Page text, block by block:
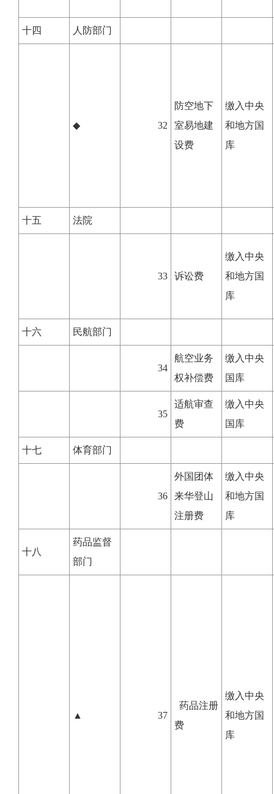
十四 人防部门
◆ 32
防空地下
室易地建
设费
缴入中央
和地方国
库
十五 法院
33 诉讼费
缴入中央
和地方国
库
十六 民航部门
34
航空业务
权补偿费
缴入中央
国库
35
适航审查
费
缴入中央
国库
十七 体育部门
36
外国团体
来华登山
注册费
缴入中央
和地方国
库
十八
药品监督
部门
▲ 37
药品注册
费
缴入中央
和地方国
库